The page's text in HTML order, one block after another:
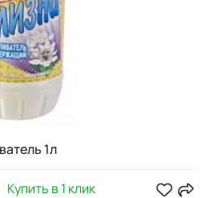
1л
Купить в 1 клик